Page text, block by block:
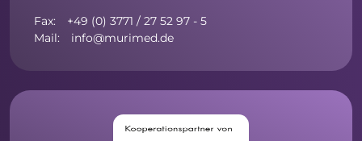
Fax: +49 (0) 3771 / 27 52 97 - 5
Mail: info@murimed.de